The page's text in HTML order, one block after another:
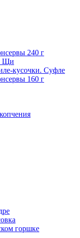
240 г
Щи
кусочки. Суфле
160 г
горшке